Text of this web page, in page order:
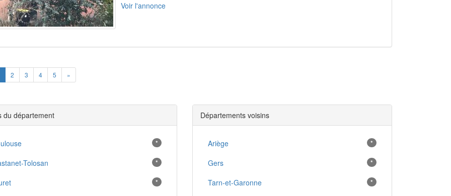
Voir l'annonce
2 3 4 5 »
du département
*
Tolosan *
*
Départements voisins
Ariège *
Gers *
Tarn-et-Garonne *